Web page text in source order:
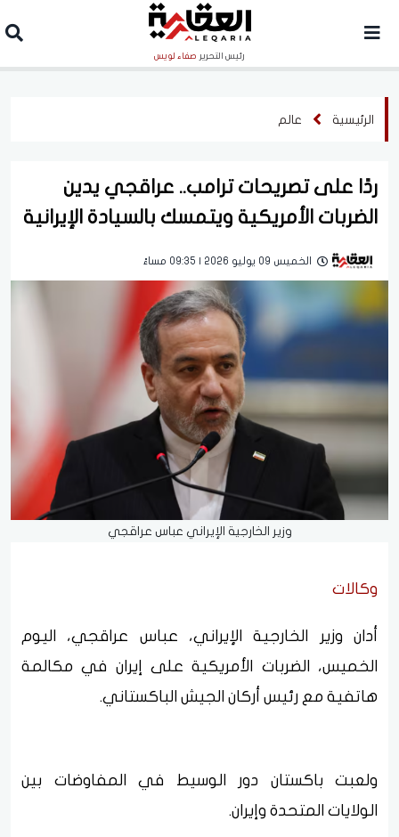
رئيس التحرير صفاء لويس
الرئيسية عالم
ردًا على تصريحات ترامب.. عراقجي يدين
الضربات الأمريكية ويتمسك بالسيادة الإيرانية
الخميس 09 يوليو 2026 | 09:35 مساءً
وزير الخارجية الإيراني عباس عراقجي
وكالات
أدان وزير الخارجية الإيراني، عباس عراقجي، اليوم
الخميس، الضربات الأمريكية على إيران في مكالمة
هاتفية مع رئيس أركان الجيش الباكستاني.
ولعبت باكستان دور الوسيط في المفاوضات بين
الولايات المتحدة وإيران.